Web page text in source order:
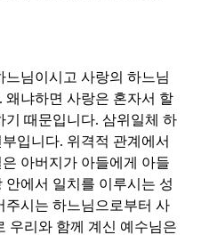
님이시고 사랑의 하느님
.왜냐하면 사랑은 혼자서 할
기 때문입니다.삼위일체 하
입니다. 위격적 관계에서
아버지가 아들에게 아들
에서 일치를 이루시는 성
주시는 하느님으로부터 사
우리와 함께 계신 예수님은